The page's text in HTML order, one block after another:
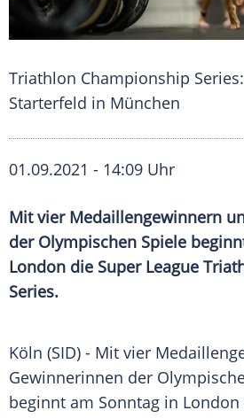
Triathlon Championship
Starterfeld in München
01.09.2021 - 14:09 Uhr
Mit vier Medaillengewinnern
der Olympischen Spiele
London die Super League
Series.
Köln (SID) - Mit vier
Gewinnerinnen der
beginnt am Sonntag in London